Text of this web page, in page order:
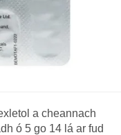
a cheannach
ó 5 go 14 lá ar fud